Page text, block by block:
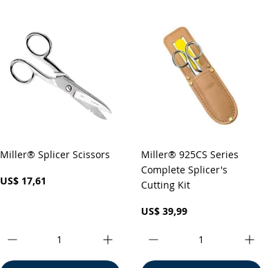
Visualização rápida
Miller® Splicer Scissors
Preço
US$ 17,61
Visualização rápida
Miller® 925CS Series
Complete Splicer's
Cutting Kit
Preço
US$ 39,99